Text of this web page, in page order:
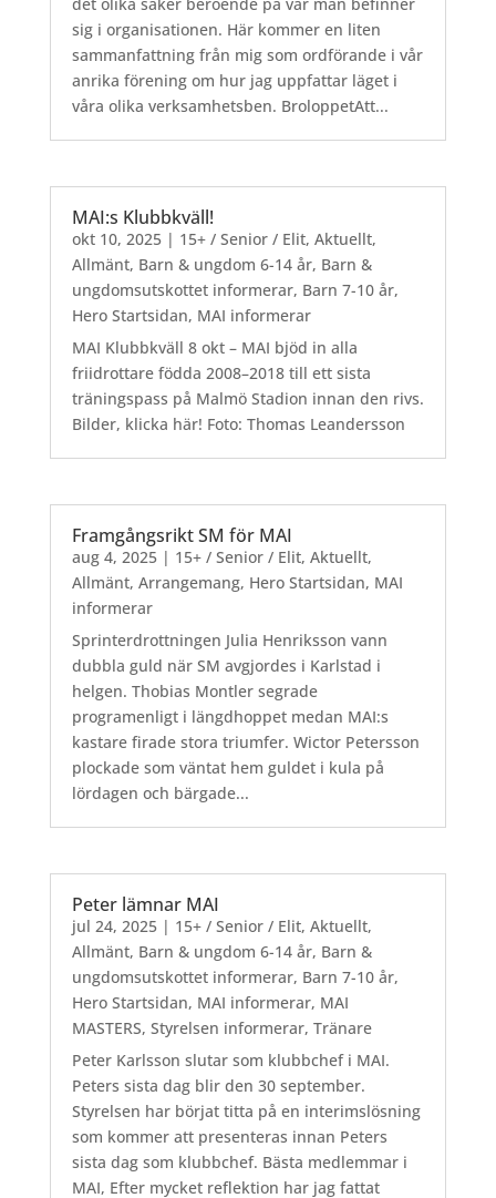
sig i organisationen. Här kommer en liten
sammanfattning från mig som ordförande i vår
anrika förening om hur jag uppfattar läget i
våra olika verksamhetsben. BroloppetAtt...
MAI:s Klubbkväll!
okt 10, 2025| 15+ / Senior / Elit, Aktuellt,
Allmänt, Barn & ungdom 6-14 år, Barn &
ungdomsutskottet informerar, Barn 7-10 år,
Hero Startsidan, MAI informerar
MAI Klubbkväll 8 okt – MAI bjöd in alla
friidrottare födda 2008–2018 till ett sista
träningspass på Malmö Stadion innan den rivs.
Bilder, klicka här! Foto: Thomas Leandersson
Framgångsrikt SM för MAI
aug 4, 2025| 15+ / Senior / Elit, Aktuellt,
Allmänt, Arrangemang, Hero Startsidan, MAI
informerar
Sprinterdrottningen Julia Henriksson vann
dubbla guld när SM avgjordes i Karlstad i
helgen. Thobias Montler segrade
programenligt i längdhoppet medan MAI:s
kastare firade stora triumfer. Wictor Petersson
plockade som väntat hem guldet i kula på
lördagen och bärgade...
Peter lämnar MAI
jul 24, 2025| 15+ / Senior / Elit, Aktuellt,
Allmänt, Barn & ungdom 6-14 år, Barn &
ungdomsutskottet informerar, Barn 7-10 år,
Hero Startsidan, MAI informerar, MAI
MASTERS, Styrelsen informerar, Tränare
Peter Karlsson slutar som klubbchef i MAI.
Peters sista dag blir den 30 september.
Styrelsen har börjat titta på en interimslösning
som kommer att presenteras innan Peters
sista dag som klubbchef. Bästa medlemmar i
MAI, Efter mycket reflektion har jag fattat